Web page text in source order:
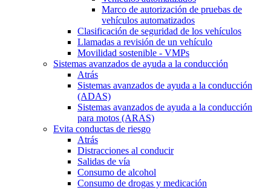
Marco de autorización de pruebas de
vehículos automatizados
Clasificación de seguridad de los vehículos
Llamadas a revisión de un vehículo
Movilidad sostenible - VMPs
Sistemas avanzados de ayuda a la conducción
Atrás
Sistemas avanzados de ayuda a la conducción
(ADAS)
Sistemas avanzados de ayuda a la conducción
para motos (ARAS)
Evita conductas de riesgo
Atrás
Distracciones al conducir
Salidas de vía
Consumo de alcohol
Consumo de drogas y medicación